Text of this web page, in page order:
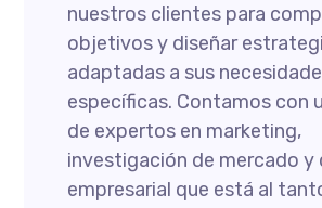
nuestros clientes para
objetivos y diseñar
adaptadas a sus
específicas. Contamos con
de expertos en marketing,
investigación de mercado y
empresarial que está al